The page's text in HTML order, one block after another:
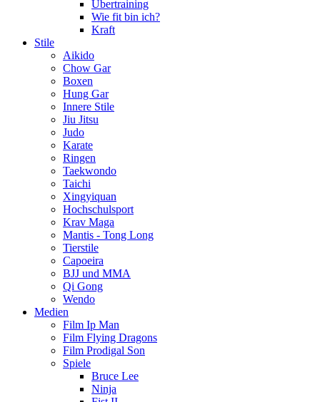
Übertraining
Wie fit bin ich?
Kraft
Stile
Aikido
Chow Gar
Boxen
Hung Gar
Innere Stile
Jiu Jitsu
Judo
Karate
Ringen
Taekwondo
Taichi
Xingyiquan
Hochschulsport
Krav Maga
Mantis - Tong Long
Tierstile
Capoeira
BJJ und MMA
Qi Gong
Wendo
Medien
Film Ip Man
Film Flying Dragons
Film Prodigal Son
Spiele
Bruce Lee
Ninja